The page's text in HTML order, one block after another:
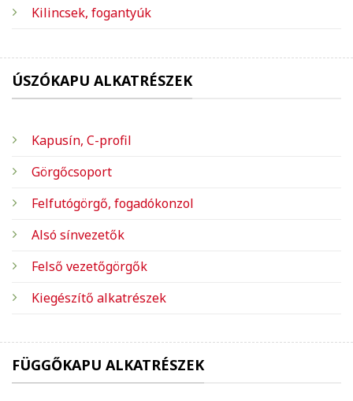
Kilincsek, fogantyúk
ÚSZÓKAPU ALKATRÉSZEK
Kapusín, C-profil
Görgőcsoport
Felfutógörgő, fogadókonzol
Alsó sínvezetők
Felső vezetőgörgők
Kiegészítő alkatrészek
FÜGGŐKAPU ALKATRÉSZEK